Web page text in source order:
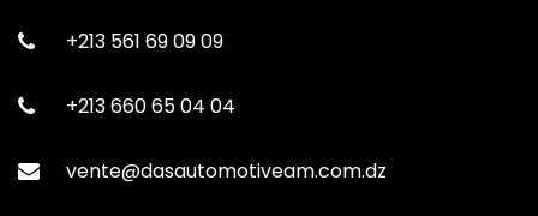
+213 561 69 09 09
+213 660 65 04 04
vente@dasautomotiveam.com.dz